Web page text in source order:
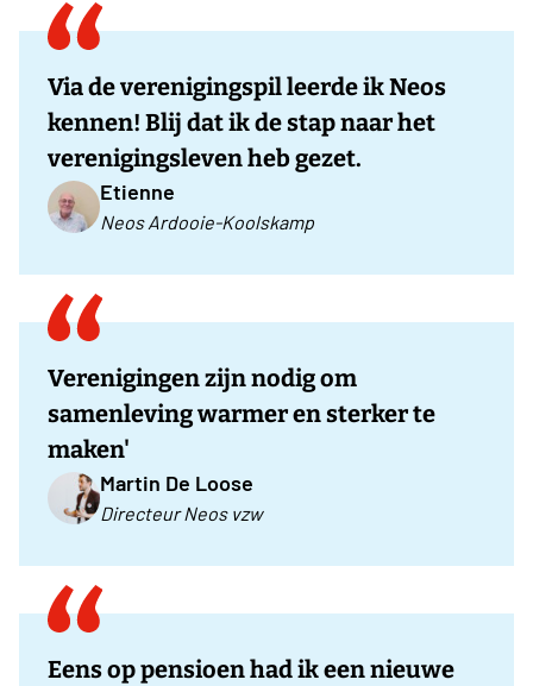
Via de verenigingspil leerde ik Neos
kennen! Blij dat ik de stap naar het
verenigingsleven heb gezet.
Etienne
Neos Ardooie-Koolskamp
Verenigingen zijn nodig om
samenleving warmer en sterker te
maken'
Martin De Loose
Directeur Neos vzw
Eens op pensioen had ik een nieuwe